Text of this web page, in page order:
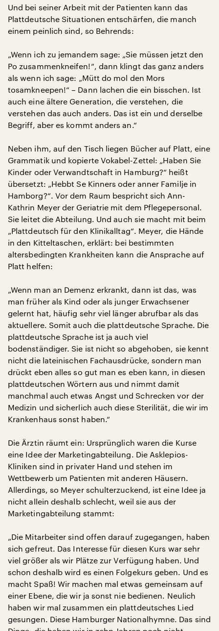
Und bei seiner Arbeit mit der Patienten kann das
Plattdeutsche Situationen entschärfen, die manch
einem peinlich sind, so Behrends:
„Wenn ich zu jemandem sage: „Sie müssen jetzt den
Po zusammenkneifen!“, dann klingt das ganz anders
als wenn ich sage: „Mütt do mol den Mors
tosamkneepen!“ – Dann lachen die ein bisschen. Ist
auch eine ältere Generation, die verstehen, die
verstehen das auch anders. Das ist ein und derselbe
Begriff, aber es kommt anders an.“
Neben ihm, auf den Tisch liegen Bücher auf Platt, eine
Grammatik und kopierte Vokabel-Zettel: „Haben Sie
Kinder oder Verwandtschaft in Hamburg?“ heißt
übersetzt: „Hebbt Se Kinners oder anner Familje in
Hamborg?“. Vor dem Raum bespricht sich Ann-
Kathrin Meyer der Geriatrie mit dem Pflegepersonal.
Sie leitet die Abteilung. Und auch sie macht mit beim
„Plattdeutsch für den Klinikalltag“. Meyer, die Hände
in den Kitteltaschen, erklärt: bei bestimmten
altersbedingten Krankheiten kann die Ansprache auf
Platt helfen:
„Wenn man an Demenz erkrankt, dann ist das, was
man früher als Kind oder als junger Erwachsener
gelernt hat, häufig sehr viel länger abrufbar als das
aktuellere. Somit auch die plattdeutsche Sprache. Die
plattdeutsche Sprache ist ja auch viel
bodenständiger. Sie ist nicht so abgehoben, sie kennt
nicht die lateinischen Fachausdrücke, sondern man
drückt eben alles so gut man es eben kann, in diesen
plattdeutschen Wörtern aus und nimmt damit
manchmal auch etwas Angst und Schrecken vor der
Medizin und sicherlich auch diese Sterilität, die wir im
Krankenhaus sonst haben.“
Die Ärztin räumt ein: Ursprünglich waren die Kurse
eine Idee der Marketingabteilung. Die Asklepios-
Kliniken sind in privater Hand und stehen im
Wettbewerb um Patienten mit anderen Häusern.
Allerdings, so Meyer schulterzuckend, ist eine Idee ja
nicht allein deshalb schlecht, weil sie aus der
Marketingabteilung stammt:
„Die Mitarbeiter sind offen darauf zugegangen, haben
sich gefreut. Das Interesse für diesen Kurs war sehr
viel größer als wir Plätze zur Verfügung haben. Und
schon deshalb wird es einen Folgekurs geben. Und es
macht Spaß! Wir machen mal etwas gemeinsam auf
einer Ebene, die wir ja sonst nie bedienen. Neulich
haben wir mal zusammen ein plattdeutsches Lied
gesungen. Diese Hamburger Nationalhymne. Das sind